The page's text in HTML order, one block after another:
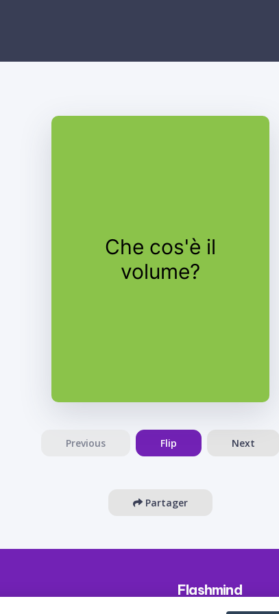
Che cos'è il
volume?
La quantità di
spazio occupata
da un oggetto 3D
Previous Flip Next
Partager
Flashmind